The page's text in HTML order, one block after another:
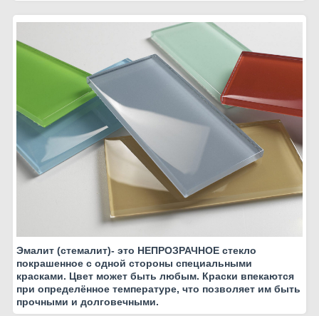
Эмалит (стемалит)- это НЕПРОЗРАЧНОЕ стекло
покрашенное с одной стороны специальными
красками. Цвет может быть любым. Краски впекаются
при определённое температуре, что позволяет им быть
прочными и долговечными.